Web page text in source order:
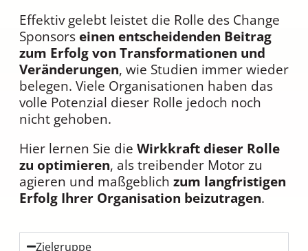
Effektiv gelebt leistet die Rolle des Change
Sponsors einen entscheidenden Beitrag
zum Erfolg von Transformationen und
Veränderungen, wie Studien immer wieder
belegen. Viele Organisationen haben das
volle Potenzial dieser Rolle jedoch noch
nicht gehoben.
Hier lernen Sie die Wirkkraft dieser Rolle
zu optimieren, als treibender Motor zu
agieren und maßgeblich zum langfristigen
Erfolg Ihrer Organisation beizutragen.
Zielgruppe